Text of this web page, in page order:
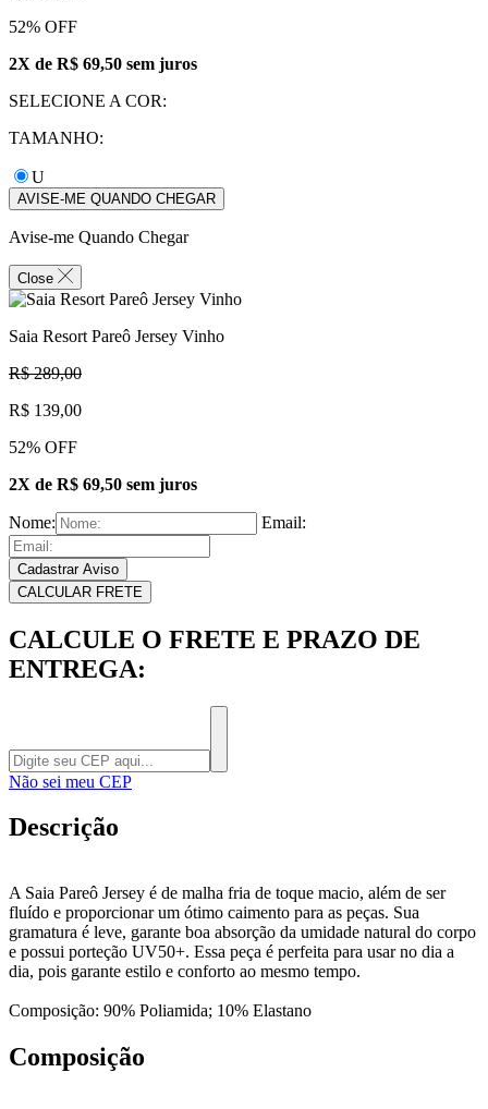
52% OFF
2X de R$ 69,50 sem juros
SELECIONE A COR:
TAMANHO:
U
AVISE-ME QUANDO CHEGAR
Avise-me Quando Chegar
Close
Saia Resort Pareô Jersey Vinho
R$ 289,00
R$ 139,00
52% OFF
2X de R$ 69,50 sem juros
Nome: Email:
Cadastrar Aviso
CALCULAR FRETE
CALCULE O FRETE E PRAZO DE
ENTREGA:
Não sei meu CEP
Descrição
A Saia Pareô Jersey é de malha fria de toque macio, além de ser
fluído e proporcionar um ótimo caimento para as peças. Sua
gramatura é leve, garante boa absorção da umidade natural do corpo
e possui porteção UV50+. Essa peça é perfeita para usar no dia a
dia, pois garante estilo e conforto ao mesmo tempo.
Composição: 90% Poliamida; 10% Elastano
Composição